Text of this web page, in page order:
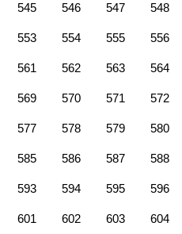
545 546 547 548
553 554 555 556
561 562 563 564
569 570 571 572
577 578 579 580
585 586 587 588
593 594 595 596
601 602 603 604